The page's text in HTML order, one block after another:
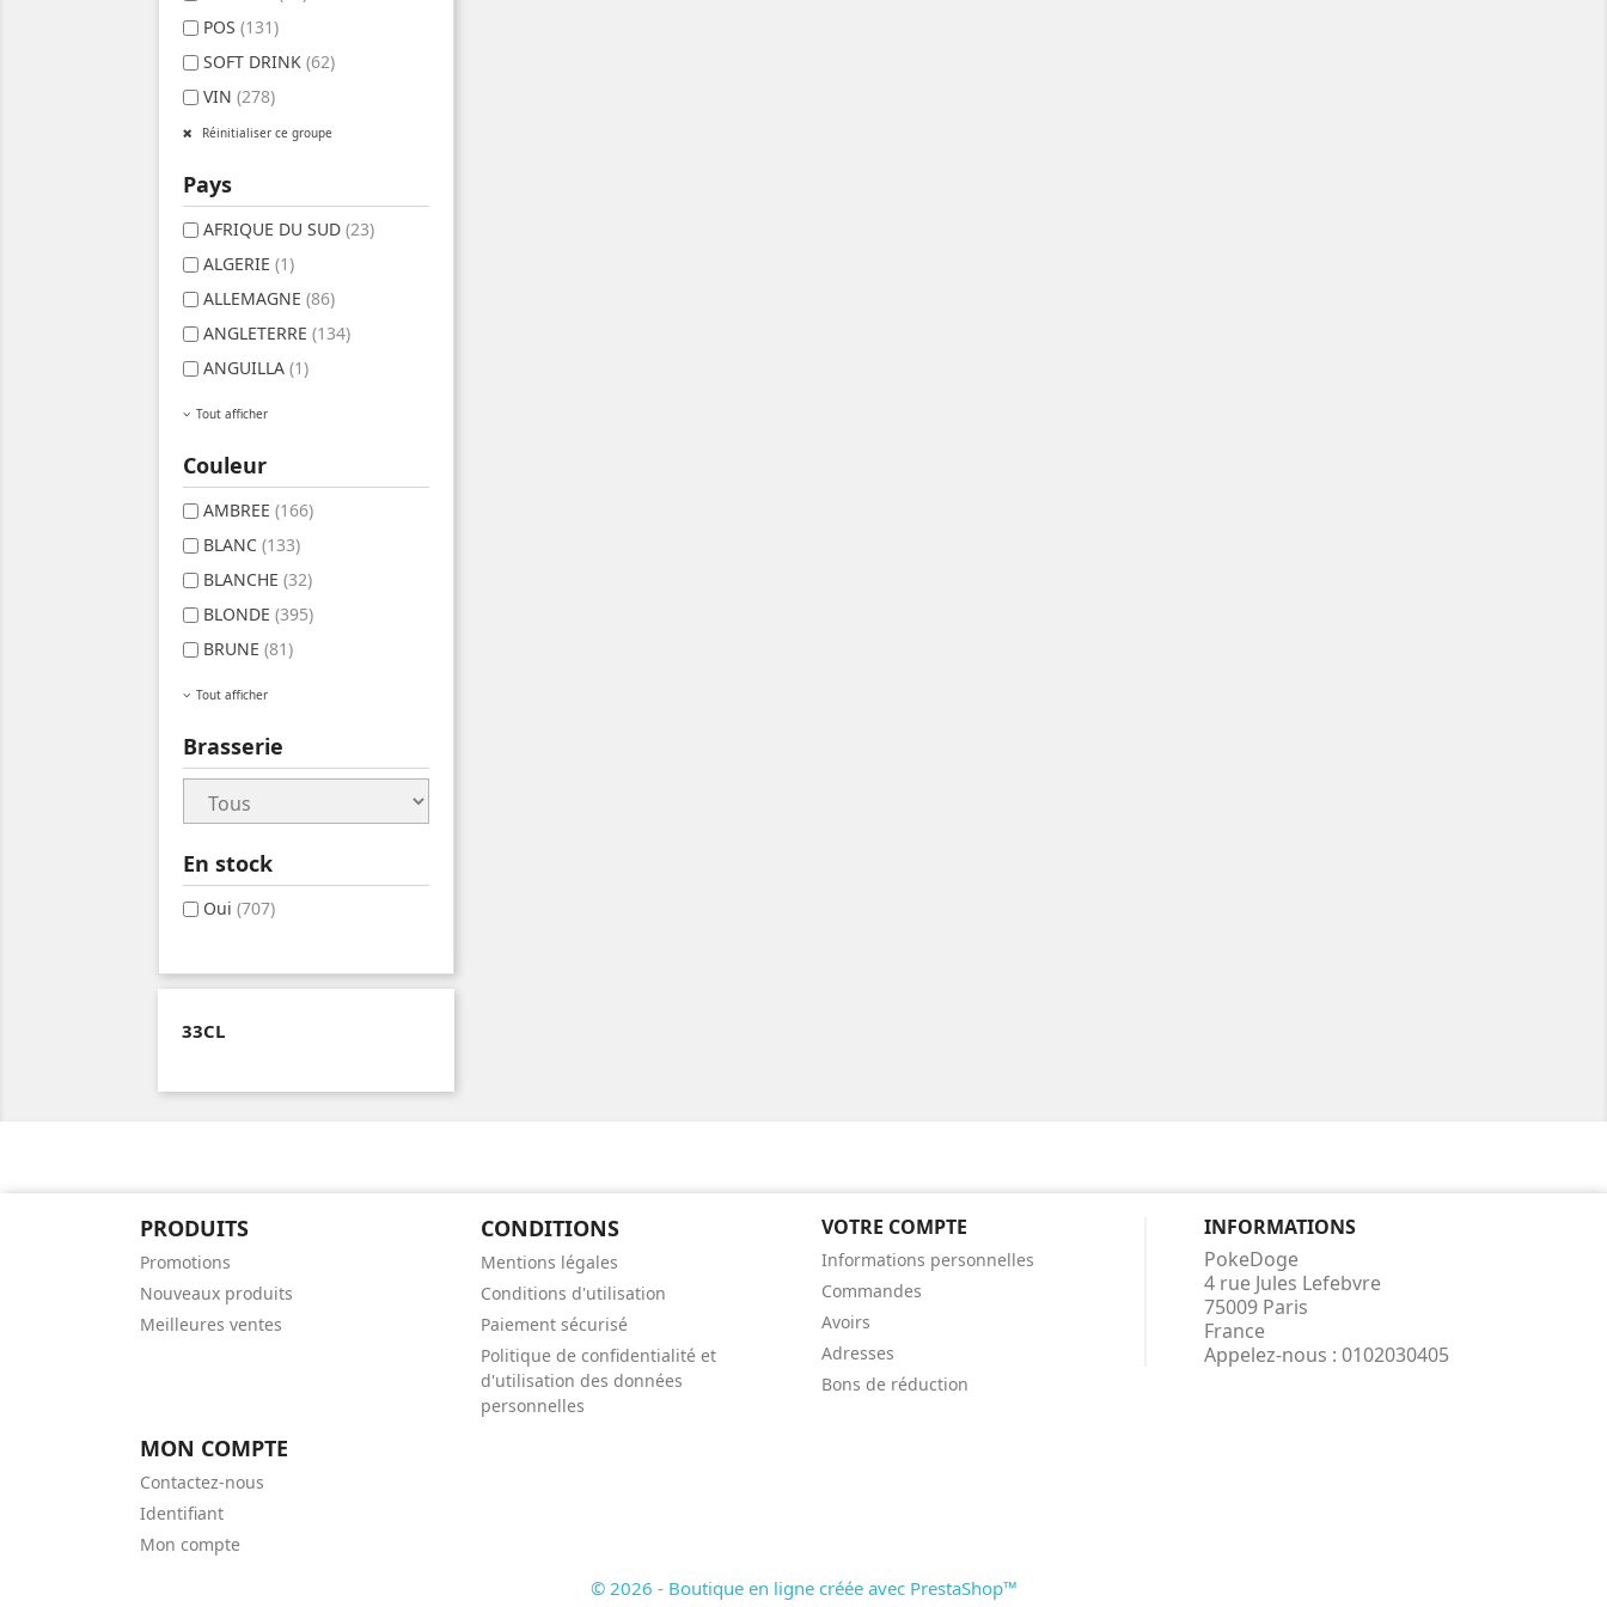
POS (131)
SOFT DRINK (62)
VIN (278)
Réinitialiser ce groupe
Pays
AFRIQUE DU SUD (23)
ALGERIE (1)
ALLEMAGNE (86)
ANGLETERRE (134)
ANGUILLA (1)
Tout afficher
Couleur
AMBREE (166)
BLANC (133)
BLANCHE (32)
BLONDE (395)
BRUNE (81)
Tout afficher
Brasserie
En stock
Oui (707)
33CL
PRODUITS
Promotions
Nouveaux produits
Meilleures ventes
CONDITIONS
Mentions légales
Conditions d'utilisation
Paiement sécurisé
Politique de confidentialité et
d'utilisation des données
personnelles
MON COMPTE
Contactez-nous
Identifiant
Mon compte
VOTRE COMPTE
Informations personnelles
Commandes
Avoirs
Adresses
Bons de réduction
INFORMATIONS
PokeDoge
4 rue Jules Lefebvre
75009 Paris
France
Appelez-nous : 0102030405
© 2026 - Boutique en ligne créée avec PrestaShop™